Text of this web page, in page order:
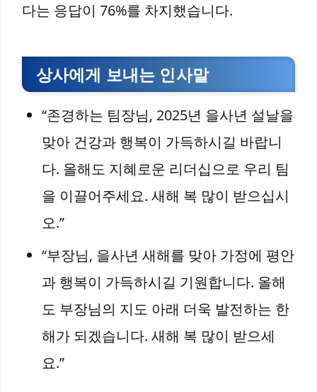
다는 응답이 76%를 차지했습니다.
상사에게 보내는 인사말
“존경하는 팀장님, 2025년 을사년 설날을
맞아 건강과 행복이 가득하시길 바랍니
다. 올해도 지혜로운 리더십으로 우리 팀
을 이끌어주세요. 새해 복 많이 받으십시
오.”
“부장님, 을사년 새해를 맞아 가정에 평안
과 행복이 가득하시길 기원합니다. 올해
도 부장님의 지도 아래 더욱 발전하는 한
해가 되겠습니다. 새해 복 많이 받으세
요.”